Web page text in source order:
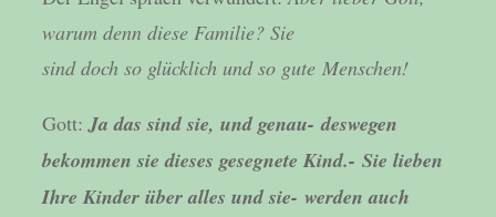
warum denn diese Familie? Sie
sind doch so glücklich und so gute Menschen!
Gott:Ja das sind sie, und genau- deswegen
bekommen sie dieses gesegnete Kind.- Sie lieben
Ihre Kinder über alles und sie- werden auch